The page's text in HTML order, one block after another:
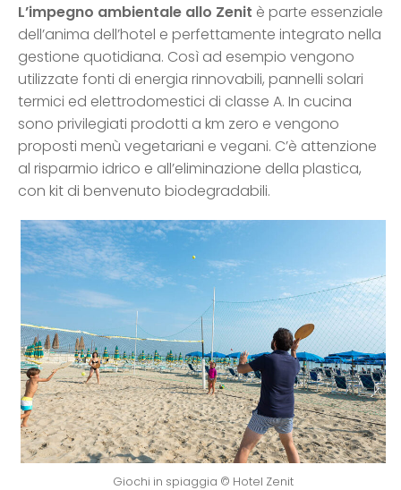
L’impegno ambientale allo Zenit è parte essenziale
dell’anima dell’hotel e perfettamente integrato nella
gestione quotidiana. Così ad esempio vengono
utilizzate fonti di energia rinnovabili, pannelli solari
termici ed elettrodomestici di classe A. In cucina
sono privilegiati prodotti a km zero e vengono
proposti menù vegetariani e vegani. C’è attenzione
al risparmio idrico e all’eliminazione della plastica,
con kit di benvenuto biodegradabili.
Giochi in spiaggia © Hotel Zenit